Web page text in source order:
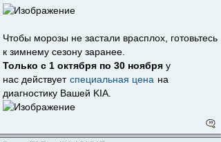
Чтобы морозы не застали врасплох, готовьтесь
к зимнему сезону заранее.
Только с 1 октября по 30 ноября у
нас действует специальная цена на
диагностику Вашей KIA.